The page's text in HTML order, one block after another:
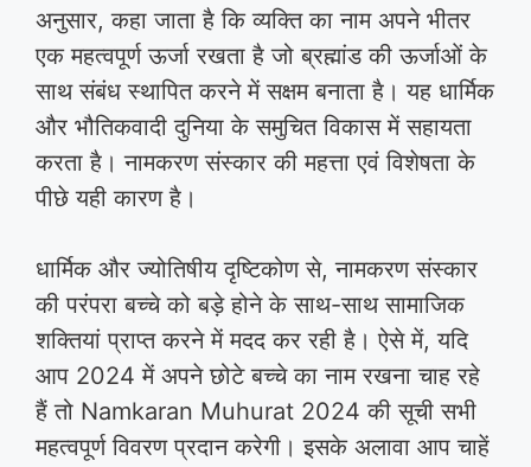
अनुसार, कहा जाता है कि व्यक्ति का नाम अपने भीतर
एक महत्वपूर्ण ऊर्जा रखता है जो ब्रह्मांड की ऊर्जाओं के
साथ संबंध स्थापित करने में सक्षम बनाता है। यह धार्मिक
और भौतिकवादी दुनिया के समुचित विकास में सहायता
करता है। नामकरण संस्कार की महत्ता एवं विशेषता के
पीछे यही कारण है।
धार्मिक और ज्योतिषीय दृष्टिकोण से, नामकरण संस्कार
की परंपरा बच्चे को बड़े होने के साथ-साथ सामाजिक
शक्तियां प्राप्त करने में मदद कर रही है। ऐसे में, यदि
आप 2024 में अपने छोटे बच्चे का नाम रखना चाह रहे
हैं तो Namkaran Muhurat 2024 की सूची सभी
महत्वपूर्ण विवरण प्रदान करेगी। इसके अलावा आप चाहें